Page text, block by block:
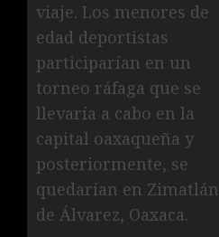
viaje. Los menores de
edad deportistas
participarían en un
torneo ráfaga que se
llevaría a cabo en la
capital oaxaqueña y
posteriormente, se
quedarían en Zimatlán
de Álvarez, Oaxaca.